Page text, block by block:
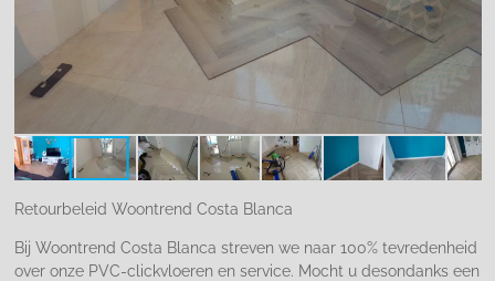
Retourbeleid Woontrend Costa Blanca
Bij Woontrend Costa Blanca streven we naar 100% tevredenheid
over onze PVC-clickvloeren en service. Mocht u desondanks een